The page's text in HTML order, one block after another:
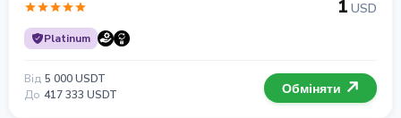
Platinum
1 USD
Від 5 000 USDT
До 417 333 USDT Обміняти